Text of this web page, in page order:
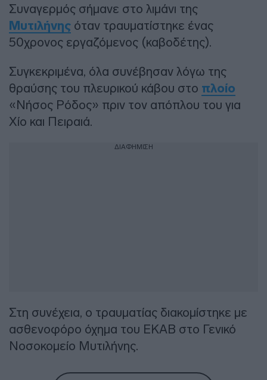
Συναγερμός σήμανε στο λιμάνι της
Μυτιλήνης όταν τραυματίστηκε ένας
50χρονος εργαζόμενος (καβοδέτης).
Συγκεκριμένα, όλα συνέβησαν λόγω της
θραύσης του πλευρικού κάβου στο πλοίο
«Νήσος Ρόδος» πριν τον απόπλου του για
Χίο και Πειραιά.
ΔΙΑΦΗΜΙΣΗ
Στη συνέχεια, ο τραυματίας διακομίστηκε με
ασθενοφόρο όχημα του ΕΚΑΒ στο Γενικό
Νοσοκομείο Μυτιλήνης.